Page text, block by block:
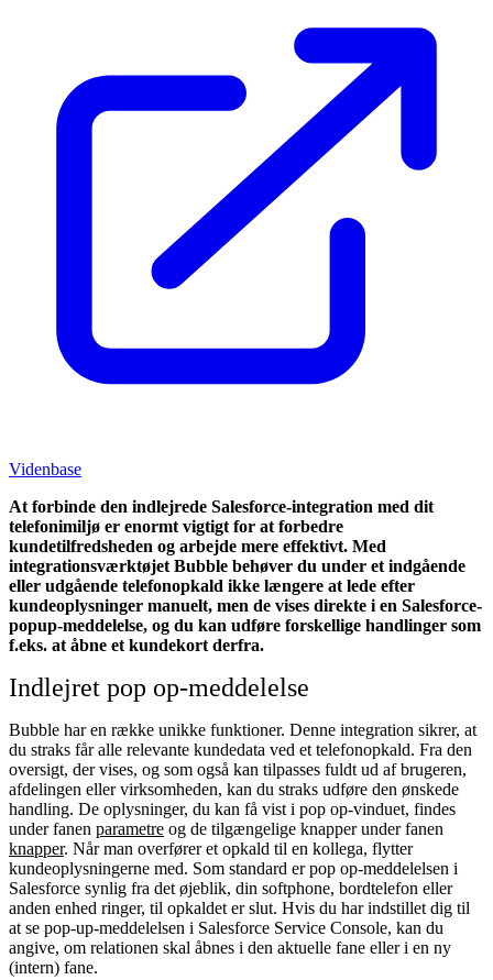
Videnbase
At forbinde den indlejrede Salesforce-integration med dit
telefonimiljø er enormt vigtigt for at forbedre
kundetilfredsheden og arbejde mere effektivt. Med
integrationsværktøjet Bubble behøver du under et indgående
eller udgående telefonopkald ikke længere at lede efter
kundeoplysninger manuelt, men de vises direkte i en Salesforce-
popup-meddelelse, og du kan udføre forskellige handlinger som
f.eks. at åbne et kundekort derfra.
Indlejret pop op-meddelelse
Bubble har en række unikke funktioner. Denne integration sikrer, at
du straks får alle relevante kundedata ved et telefonopkald. Fra den
oversigt, der vises, og som også kan tilpasses fuldt ud af brugeren,
afdelingen eller virksomheden, kan du straks udføre den ønskede
handling. De oplysninger, du kan få vist i pop op-vinduet, findes
under fanen parametre og de tilgængelige knapper under fanen
knapper. Når man overfører et opkald til en kollega, flytter
kundeoplysningerne med. Som standard er pop op-meddelelsen i
Salesforce synlig fra det øjeblik, din softphone, bordtelefon eller
anden enhed ringer, til opkaldet er slut. Hvis du har indstillet dig til
at se pop-up-meddelelsen i Salesforce Service Console, kan du
angive, om relationen skal åbnes i den aktuelle fane eller i en ny
(intern) fane.